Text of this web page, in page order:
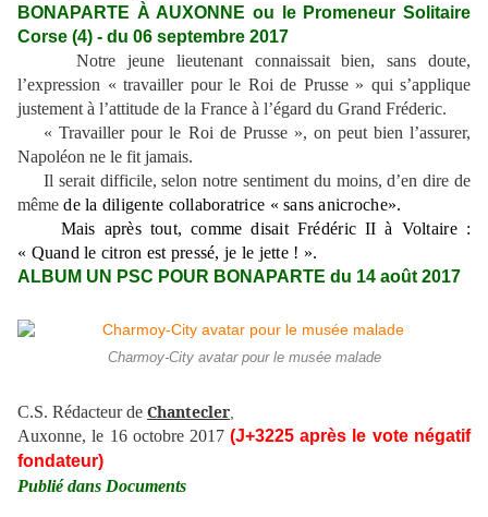
BONAPARTE À AUXONNE ou le Promeneur Solitaire
Corse (4) - du 06 septembre 2017
Notre jeune lieutenant connaissait bien, sans doute,
l’expression « travailler pour le Roi de Prusse » qui s’applique
justement à l’attitude de la France à l’égard du Grand Fréderic.
« Travailler pour le Roi de Prusse », on peut bien l’assurer,
Napoléon ne le fit jamais.
Il serait difficile, selon notre sentiment du moins, d’en dire de
même de la diligente collaboratrice « sans anicroche».
Mais après tout, comme disait Frédéric II à Voltaire :
« Quand le citron est pressé, je le jette ! ».
ALBUM UN PSC POUR BONAPARTE du 14 août 2017
Charmoy-City avatar pour le musée malade
C.S. Rédacteur de Chantecler
Auxonne, le 16 octobre 2017 (J+3225 après le vote négatif
fondateur)
Publié dans Documents